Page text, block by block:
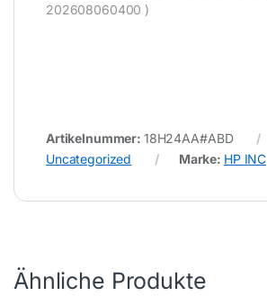
202608060400 )
Artikelnummer: 18H24AA#ABD
Uncategorized
Marke: HP INC
Ähnliche Produkte